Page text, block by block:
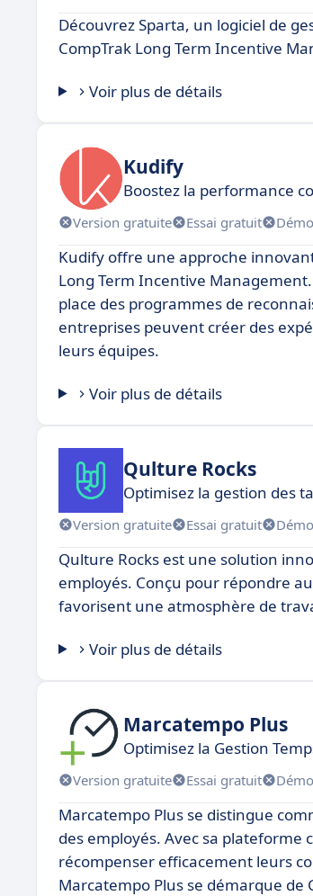
Découvrez Sparta, un logiciel de
CompTrak Long Term Incentive
Voir plus de détails
Kudify
Boostez la performance
Version gratuite Essai gratuit
Kudify offre une approche
Long Term Incentive
place des programmes de
entreprises peuvent créer des
leurs équipes.
Voir plus de détails
Qulture Rocks
Optimisez la gestion des
Version gratuite Essai gratuit
Qulture Rocks est une solution
employés. Conçu pour répondre
favorisent une atmosphère de
Voir plus de détails
Marcatempo Plus
Optimisez la Gestion
Version gratuite Essai gratuit
Marcatempo Plus se distingue
des employés. Avec sa
récompenser efficacement leurs
Marcatempo Plus se démarque